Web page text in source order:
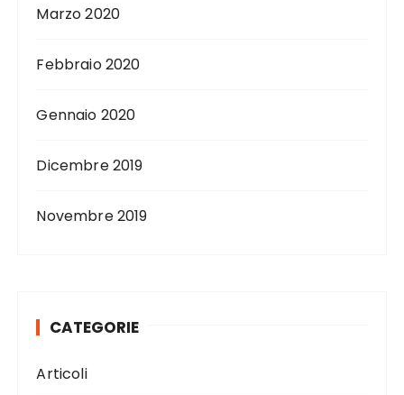
Marzo 2020
Febbraio 2020
Gennaio 2020
Dicembre 2019
Novembre 2019
CATEGORIE
Articoli